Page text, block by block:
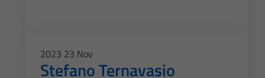
2023 23 Nov
Stefano Ternavasio